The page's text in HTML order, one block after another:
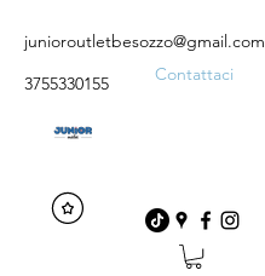
junioroutletbesozzo@gmail.com
Contattaci
3755330155